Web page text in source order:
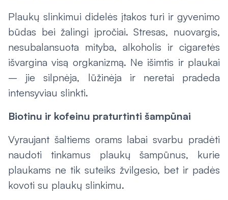
Plaukų slinkimui didelės įtakos turi ir gyvenimo
būdas bei žalingi įpročiai. Stresas, nuovargis,
nesubalansuota mityba, alkoholis ir cigaretės
išvargina visą orgkanizmą. Ne išimtis ir plaukai
– jie silpnėja, lūžinėja ir neretai pradeda
intensyviau slinkti.
Biotinu ir kofeinu praturtinti šampūnai
Vyraujant šaltiems orams labai svarbu pradėti
naudoti tinkamus plaukų šampūnus, kurie
plaukams ne tik suteiks žvilgesio, bet ir padės
kovoti su plaukų slinkimu.